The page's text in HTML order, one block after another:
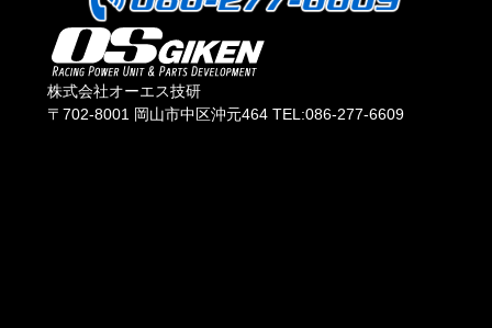
株式会社オーエス技研
〒702-8001 岡山市中区沖元464 TEL:086-277-6609